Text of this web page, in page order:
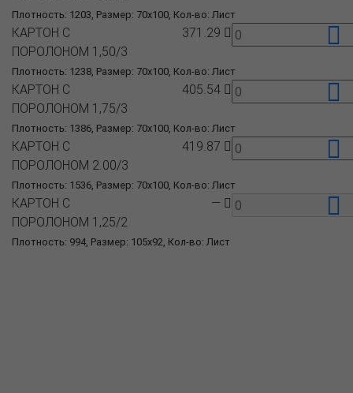
Плотность: 1203, Размер: 70x100, Кол-во: Лист
Плотность: 1238, Размер: 70x100, Кол-во: Лист
КАРТОН С
ПОРОЛОНОМ 1,50/3
371.29
Плотность: 1386, Размер: 70x100, Кол-во: Лист
КАРТОН С
ПОРОЛОНОМ 1,75/3
405.54
Плотность: 1536, Размер: 70x100, Кол-во: Лист
КАРТОН С
ПОРОЛОНОМ 2.00/3
419.87
Плотность: 994, Размер: 105x92, Кол-во: Лист
КАРТОН С
ПОРОЛОНОМ 1,25/2
—